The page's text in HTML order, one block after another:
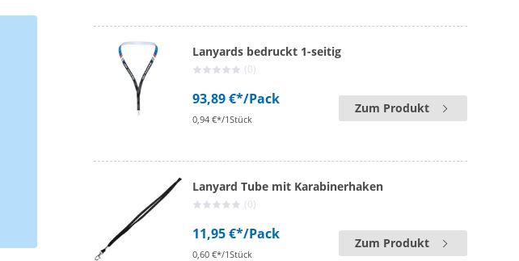
Lanyards bedruckt 1-seitig
(0)
93,89 €*/Pack
0,94 €*/1Stück
Zum Produkt
Lanyard Tube mit Karabinerhaken
(0)
11,95 €*/Pack
0,60 €*/1Stück
Zum Produkt